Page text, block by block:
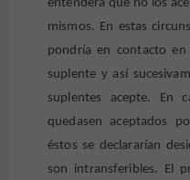
entenderá que no los
mismos. En estas
pondría en contacto
suplente y así
suplentes acepte. En
quedasen aceptados
éstos se declararían
son intransferibles. El